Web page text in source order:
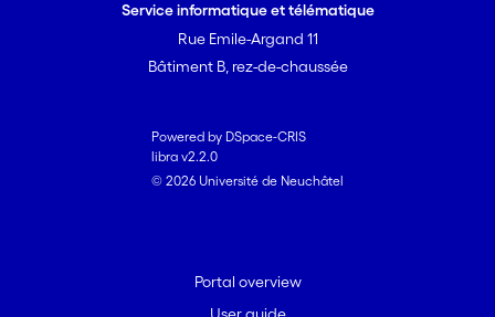
Service informatique et télématique
Rue Emile-Argand 11
Bâtiment B, rez-de-chaussée
Powered by DSpace-CRIS
libra v2.2.0
© 2026 Université de Neuchâtel
Portal overview